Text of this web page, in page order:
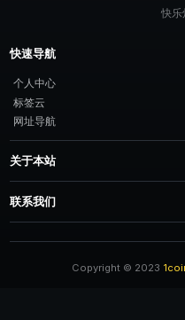
快乐
快速导航
个人中心
标签云
网址导航
关于本站
站点介绍
客服咨询
推广计划
联系我们
TG：@feimao2024 QQ：
Copyright © 2023